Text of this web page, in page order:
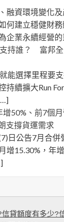
融資環境變化
何建立穩健財
企業永續經營
持誰？ 富邦
能選擇里程要
持續擴大Run
增50%、前7個
支撐貨運需求
日公告7月合併
增15.30%，年
貸額度有多少?